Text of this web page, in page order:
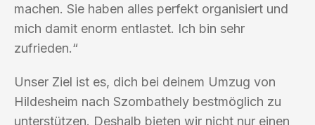
machen. Sie haben alles perfekt organisiert und
mich damit enorm entlastet. Ich bin sehr
zufrieden.“
Unser Ziel ist es, dich bei deinem Umzug von
Hildesheim nach Szombathely bestmöglich zu
unterstützen. Deshalb bieten wir nicht nur einen